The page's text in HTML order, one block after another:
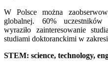
W Polsce można
globalnej. 60%
wyraziło zainteresowanie
studiami doktoranckimi w
STEM: science, technology,